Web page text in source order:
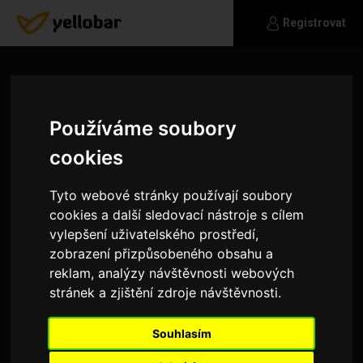
Používáme soubory
cookies
Tyto webové stránky používají soubory
cookies a další sledovací nástroje s cílem
vylepšení uživatelského prostředí,
zobrazení přizpůsobeného obsahu a
reklam, analýzy návštěvnosti webových
stránek a zjištění zdroje návštěvnosti.
Souhlasím
Registrovat
Benn63
Jsem zodpovědný muž. Baví mě svou práci a
snažím se o úspěch ve všem, co dělám. Jsem